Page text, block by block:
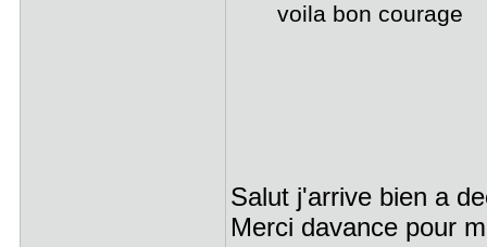
voila bon courage
Salut j'arrive bien a
Merci davance pour